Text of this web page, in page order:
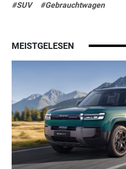
#SUV #Gebrauchtwagen
MEISTGELESEN